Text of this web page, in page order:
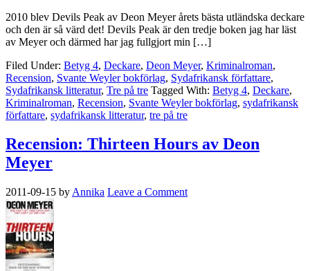
2010 blev Devils Peak av Deon Meyer årets bästa utländska deckare
och den är så värd det! Devils Peak är den tredje boken jag har läst
av Meyer och därmed har jag fullgjort min […]
Filed Under: Betyg 4, Deckare, Deon Meyer, Kriminalroman,
Recension, Svante Weyler bokförlag, Sydafrikansk författare,
Sydafrikansk litteratur, Tre på tre Tagged With: Betyg 4, Deckare,
Kriminalroman, Recension, Svante Weyler bokförlag, sydafrikansk
författare, sydafrikansk litteratur, tre på tre
Recension: Thirteen Hours av Deon
Meyer
2011-09-15 by Annika Leave a Comment